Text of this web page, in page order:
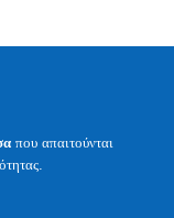
που απαιτούνται